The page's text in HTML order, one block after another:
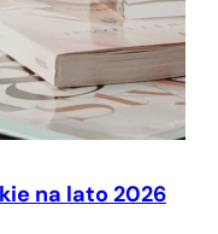
na lato 2026